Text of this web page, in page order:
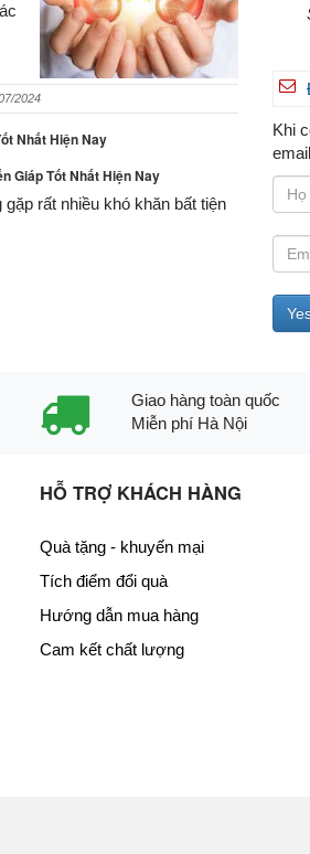
2024
Nhất Hiện Nay
Giáp Tốt Nhất Hiện Nay
rất nhiều khó khăn bất tiện
Khi
Giao hàng toàn quốc
Miễn phí Hà Nội
HỖ TRỢ KHÁCH HÀNG
Quà tặng - khuyến mại
Tích điểm đổi quà
Hướng dẫn mua hàng
Cam kết chất lượng